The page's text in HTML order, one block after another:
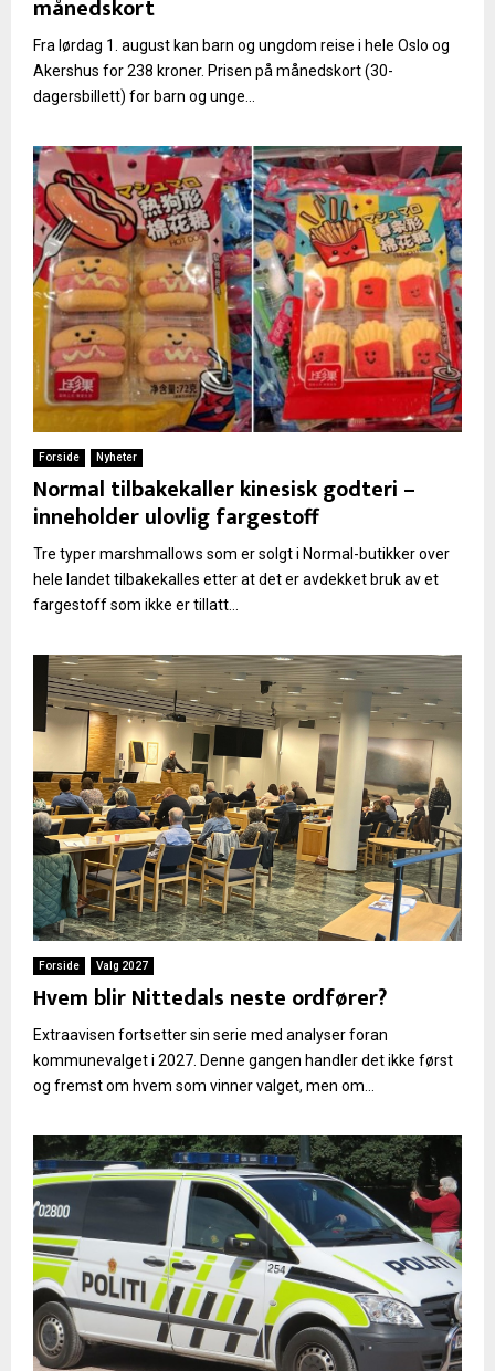
månedskort
Fra lørdag 1. august kan barn og ungdom reise i hele Oslo og
Akershus for 238 kroner. Prisen på månedskort (30-
dagersbillett) for barn og unge...
Forside Nyheter
Normal tilbakekaller kinesisk godteri –
inneholder ulovlig fargestoff
Tre typer marshmallows som er solgt i Normal-butikker over
hele landet tilbakekalles etter at det er avdekket bruk av et
fargestoff som ikke er tillatt...
Forside Valg 2027
Hvem blir Nittedals neste ordfører?
Extraavisen fortsetter sin serie med analyser foran
kommunevalget i 2027. Denne gangen handler det ikke først
og fremst om hvem som vinner valget, men om...